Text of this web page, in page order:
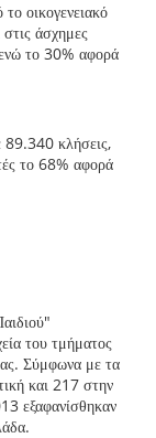
οικογενειακό
άσχημες
ενώ το 30% αφορά
89.340 κλήσεις,
το 68% αφορά
του τμήματος
Σύμφωνα με τα
και 217 στην
εξαφανίσθηκαν